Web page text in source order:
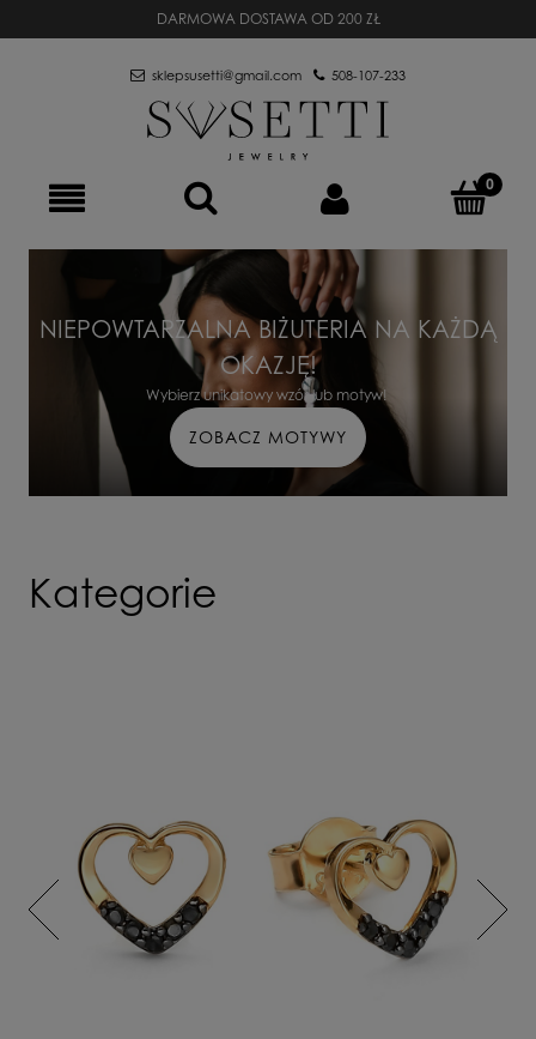
DARMOWA DOSTAWA OD 200 ZŁ
sklepsusetti@gmail.com 508-107-233
NIEPOWTARZALNA BIŻUTERIA NA KAŻDĄ
OKAZJĘ!
Wybierz unikatowy wzór lub motyw!
ZOBACZ MOTYWY
Kategorie